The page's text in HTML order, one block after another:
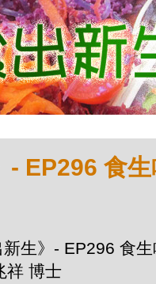
- EP296 食
生》- EP296 食
祥 博士